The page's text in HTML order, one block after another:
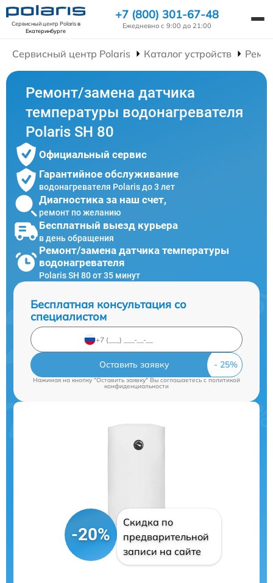
Сервисный центр Polarisв
Екатеринбурге
+7 (800) 301-67-48
Ежедневно с 9:00 до 21:00
Сервисный центр Polaris Каталог устройств
Ремонт/замена датчика
температуры водонагревателя
Polaris SH 80
Официальный сервис
Гарантийное обслуживание
водонагревателя Polaris до 3 лет
Диагностика за наш счет,
ремонт по желанию
Бесплатный выезд курьера
в день обращения
Ремонт/замена датчика температуры
водонагревателя
Polaris SH 80 от 35 минут
Бесплатная консультация со
специалистом
Оставить заявку
Нажимая на кнопку "Оставить заявку" Вы соглашаетесь cполитикой
конфиденциальности
-20%
Скидка по
предварительной
записи на сайте